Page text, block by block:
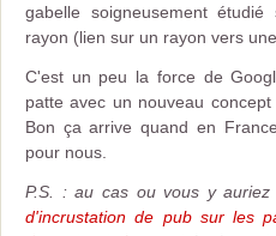
gabelle soigneusement
rayon (lien sur un rayon vers
C'est un peu la force de
patte avec un nouveau
Bon ça arrive quand en
pour nous.
P.S. : au cas ou vous y auriez
d'incrustation de pub sur les